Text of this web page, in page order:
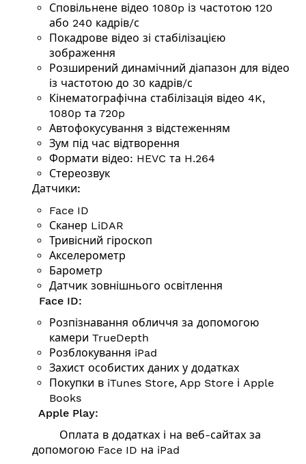
Сповільнене відео 1080p із частотою 120
або 240 кадрів/с
Покадрове відео зі стабілізацією
зображення
Розширений динамічний діапазон для відео
із частотою до 30 кадрів/с
Кінематографічна стабілізація відео 4K,
1080p та 720p
Автофокусування з відстеженням
Зум під час відтворення
Формати відео: HEVC та H.264
Стереозвук
Датчики:
Face ID
Сканер LiDAR
Тривісний гіроскоп
Акселерометр
Барометр
Датчик зовнішнього освітлення
Face ID:
Розпізнавання обличчя за допомогою
камери TrueDepth
Розблокування iPad
Захист особистих даних у додатках
Покупки в iTunes Store, App Store і Apple
Books
Apple Play:
Оплата в додатках і на веб-сайтах за
допомогою Face ID на iPad